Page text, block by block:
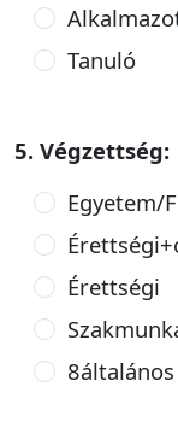
Tanuló
5. Végzettség:
Egyetem/
Érettségi
8általános